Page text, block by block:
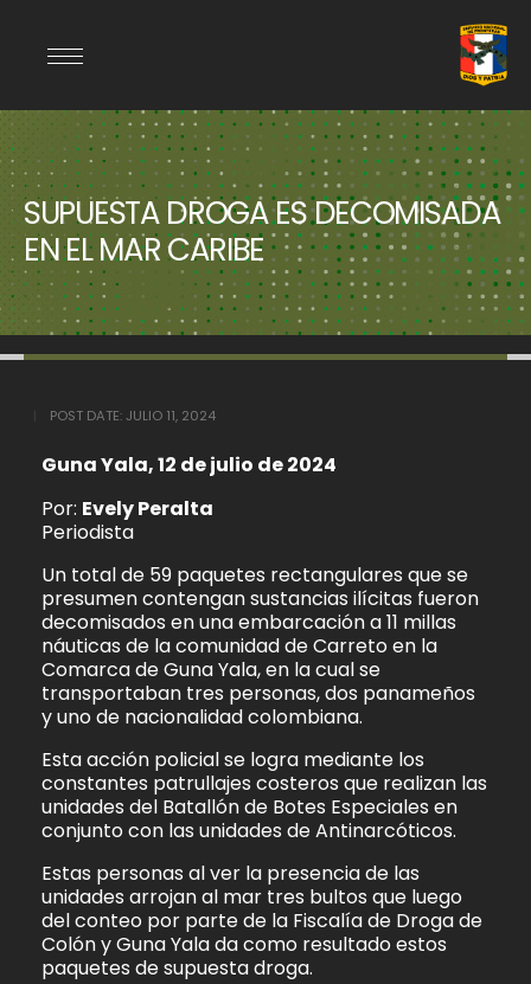
SUPUESTA DROGA ES DECOMISADA
EN EL MAR CARIBE
POST DATE:JULIO 11, 2024
Guna Yala, 12 de julio de 2024
Por: Evely Peralta
Periodista
Un total de 59 paquetes rectangulares que se
presumen contengan sustancias ilícitas fueron
decomisados en una embarcación a 11 millas
náuticas de la comunidad de Carreto en la
Comarca de Guna Yala, en la cual se
transportaban tres personas, dos panameños
y uno de nacionalidad colombiana.
Esta acción policial se logra mediante los
constantes patrullajes costeros que realizan las
unidades del Batallón de Botes Especiales en
conjunto con las unidades de Antinarcóticos.
Estas personas al ver la presencia de las
unidades arrojan al mar tres bultos que luego
del conteo por parte de la Fiscalía de Droga de
Colón y Guna Yala da como resultado estos
paquetes de supuesta droga.